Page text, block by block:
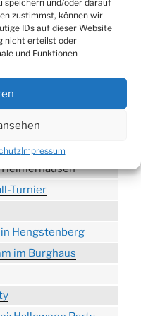
speichern und/oder darauf
zustimmst, können wir
IDs auf dieser Website
nicht erteilst oder
und Funktionen
Impressum
der Erzquell
Ortsmitte
Turnier
Hengstenberg
im Burghaus